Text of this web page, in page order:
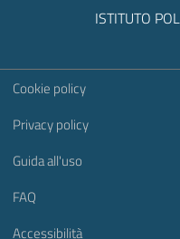
ISTITUTO
Sezione Link
Cookie policy
Privacy policy
Guida all'uso
FAQ
Accessibilità